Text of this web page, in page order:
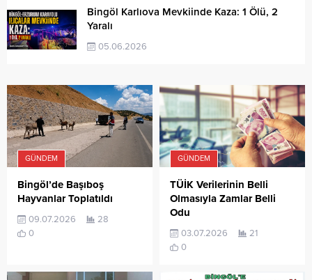
Bingöl Karlıova Mevkiinde Kaza: 1 Ölü, 2
Yaralı
05.06.2026
GÜNDEM
Bingöl’de Başıboş
Hayvanlar Toplatıldı
09.07.2026
28
0
GÜNDEM
TÜİK Verilerinin Belli
Olmasıyla Zamlar Belli
Odu
03.07.2026
21
0